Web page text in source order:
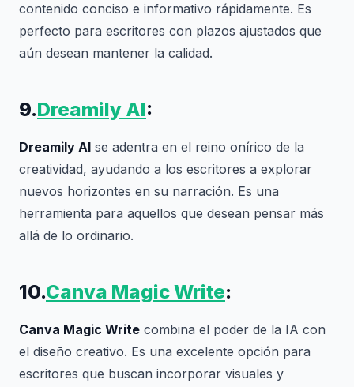
contenido conciso e informativo rápidamente. Es
perfecto para escritores con plazos ajustados que
aún desean mantener la calidad.
9.Dreamily AI:
Dreamily AI se adentra en el reino onírico de la
creatividad, ayudando a los escritores a explorar
nuevos horizontes en su narración. Es una
herramienta para aquellos que desean pensar más
allá de lo ordinario.
10.Canva Magic Write:
Canva Magic Write combina el poder de la IA con
el diseño creativo. Es una excelente opción para
escritores que buscan incorporar visuales y